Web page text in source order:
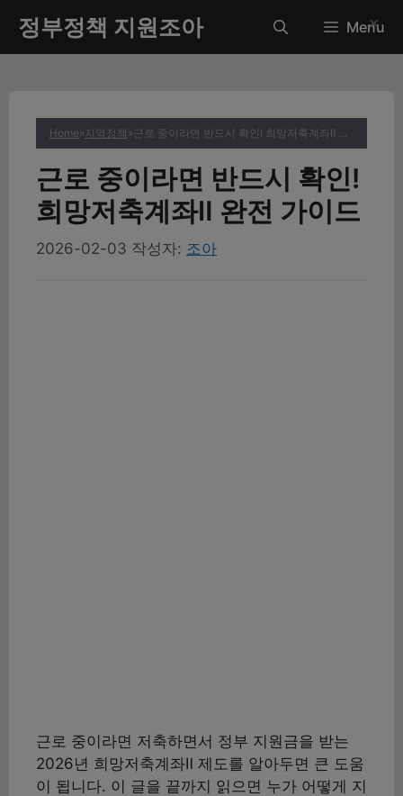
츠
정부정책 지원조아 Menu
Home»지역정책 » 근로 중이라면 반드시 확인! 희망저축계좌Ⅱ 완전 가이드
근로 중이라면 반드시 확인!
희망저축계좌Ⅱ 완전 가이드
2026-02-03 작성자: 조아
근로 중이라면 저축하면서 정부 지원금을 받는
2026년 희망저축계좌Ⅱ 제도를 알아두면 큰 도움
이 됩니다. 이 글을 끝까지 읽으면 누가 어떻게 지
✕